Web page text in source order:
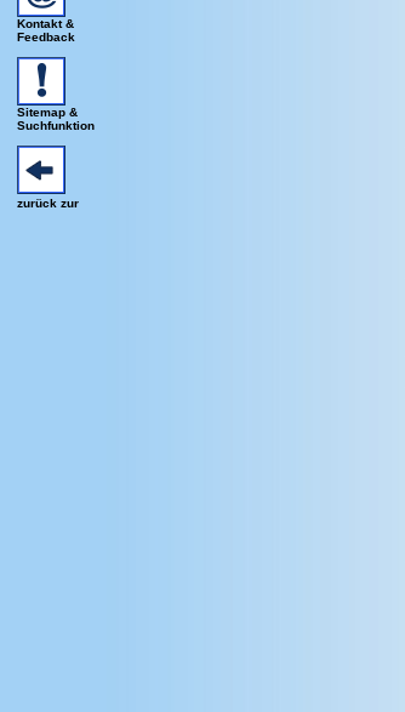
Kontakt &
Feedback
Sitemap &
Suchfunktion
zurück zur